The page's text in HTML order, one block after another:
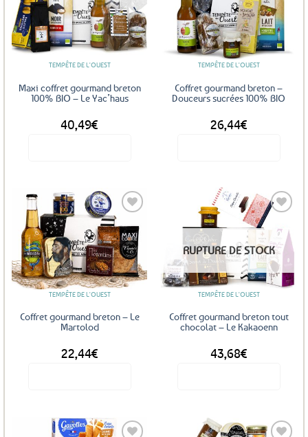
Ajouter
aux
favoris
TEMPÊTE DE L'OUEST
Maxi coffret gourmand breton
100% BIO – Le Yac’haus
40,49€
Ajouter
aux
favoris
TEMPÊTE DE L'OUEST
Coffret gourmand breton –
Douceurs sucrées 100% BIO
26,44€
Ajouter
aux
favoris
TEMPÊTE DE L'OUEST
Coffret gourmand breton – Le
Martolod
22,44€
Ajouter
aux
favoris
RUPTURE DE STOCK
TEMPÊTE DE L'OUEST
Coffret gourmand breton tout
chocolat – Le Kakaoenn
43,68€